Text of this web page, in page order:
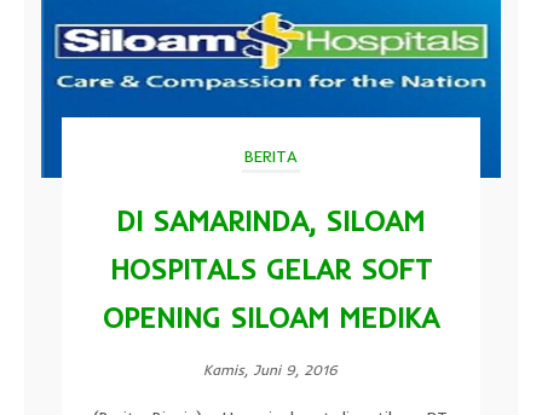
BERITA
DI SAMARINDA, SILOAM
HOSPITALS GELAR SOFT
OPENING SILOAM MEDIKA
Kamis, Juni 9, 2016